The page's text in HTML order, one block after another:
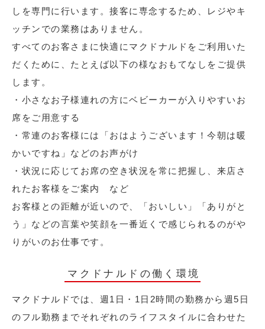
しを専門に行います。接客に専念するため、レジやキ
ッチンでの業務はありません。
すべてのお客さまに快適にマクドナルドをご利用いた
だくために、たとえば以下の様なおもてなしをご提供
します。
・小さなお子様連れの方にベビーカーが入りやすいお
席をご用意する
・常連のお客様には「おはようございます！今朝は暖
かいですね」などのお声がけ
・状況に応じてお席の空き状況を常に把握し、来店さ
れたお客様をご案内 など
お客様との距離が近いので、「おいしい」「ありがと
う」などの言葉や笑顔を一番近くで感じられるのがや
りがいのお仕事です。
マクドナルドの働く環境
マクドナルドでは、週1日・1日2時間の勤務から週5日
のフル勤務までそれぞれのライフスタイルに合わせた